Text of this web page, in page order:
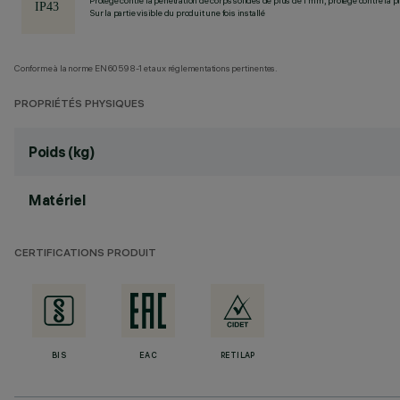
Sur la partie visible du produit une fois installé
Conforme à la norme EN60598-1 et aux réglementations pertinentes.
PROPRIÉTÉS PHYSIQUES
Poids (kg)
Matériel
CERTIFICATIONS PRODUIT
BIS EAC RETILAP